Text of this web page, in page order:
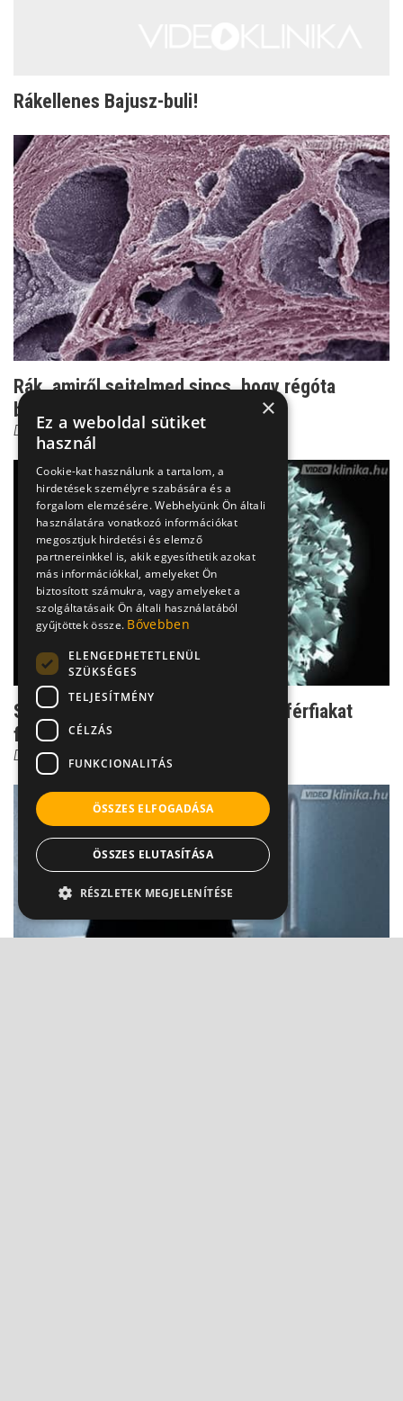
Rákellenes Bajusz-buli!
Rák, amiről sejtelmed sincs, hogy régóta
benned növekszik
Dr. Borbényi Erika
Szomorú tények: a 3 leggyakoribb férfiakat
fenyegető ráktípu...
Dr. Borbényi Erika
×
Ez a weboldal sütiket
használ
Cookie-kat használunk a tartalom, a
hirdetések személyre szabására és a
forgalom elemzésére. Webhelyünk Ön általi
használatára vonatkozó információkat
megosztjuk hirdetési és elemző
partnereinkkel is, akik egyesíthetik azokat
más információkkal, amelyeket Ön
biztosított számukra, vagy amelyeket a
szolgáltatásaik Ön általi használatából
gyűjtöttek össze. Bővebben
ELENGEDHETETLENÜL
SZÜKSÉGES
TELJESÍTMÉNY
CÉLZÁS
FUNKCIONALITÁS
ÖSSZES ELFOGADÁSA
ÖSSZES ELUTASÍTÁSA
RÉSZLETEK MEGJELENÍTÉSE